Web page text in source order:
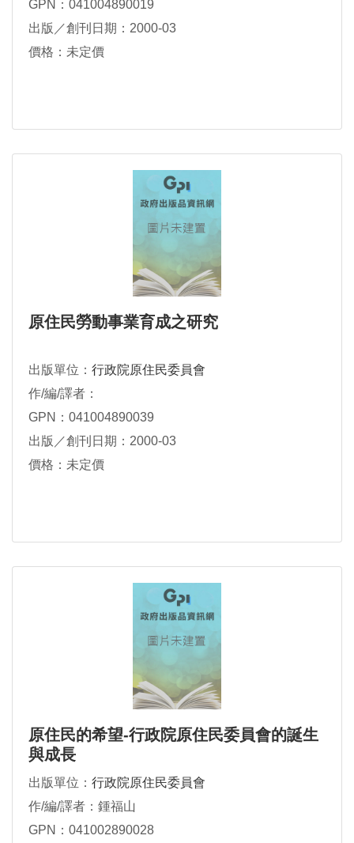
GPN：041004890019
出版／創刊日期：2000-03
價格：未定價
原住民勞動事業育成之研究
出版單位： 行政院原住民委員會
作/編/譯者：
GPN：041004890039
出版／創刊日期：2000-03
價格：未定價
原住民的希望-行政院原住民委員會的誕生
與成長
出版單位： 行政院原住民委員會
作/編/譯者：鍾福山
GPN：041002890028